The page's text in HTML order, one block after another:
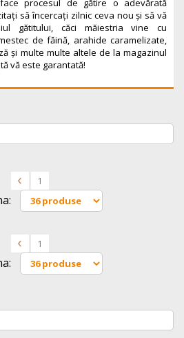
procesul de gătire o adevărată
să încercați zilnic ceva nou și să vă
gătitului, căci măiestria vine cu
de făină, arahide caramelizate,
și multe multe altele de la magazinul
vă este garantată!
< 1
< 1